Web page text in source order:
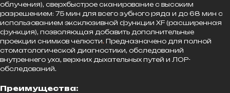
облучения), сверхбыстрое сканирование с высоким
разрешением: 75 мин для всего зубного ряда и до 68 мин с
использованием эксклюзивной функции XF (расширенная
функция), позволяющая добавить дополнительные
проекции снимков челюсти. Предназначено для полной
стоматологической диагностики, обследований
внутреннего уха, верхних дыхательных путей и ЛОР-
обследований.
Преимущества: